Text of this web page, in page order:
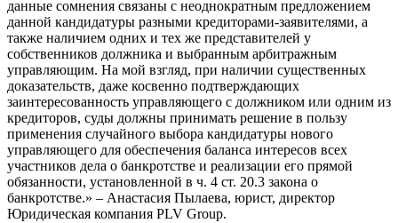
данные сомнения связаны с неоднократным предложением
данной кандидатуры разными кредиторами-заявителями, а
также наличием одних и тех же представителей у
собственников должника и выбранным арбитражным
управляющим. На мой взгляд, при наличии существенных
доказательств, даже косвенно подтверждающих
заинтересованность управляющего с должником или одним из
кредиторов, суды должны принимать решение в пользу
применения случайного выбора кандидатуры нового
управляющего для обеспечения баланса интересов всех
участников дела о банкротстве и реализации его прямой
обязанности, установленной в ч. 4 ст. 20.3 закона о
банкротстве.» – Анастасия Пылаева, юрист, директор
Юридическая компания PLV Group.